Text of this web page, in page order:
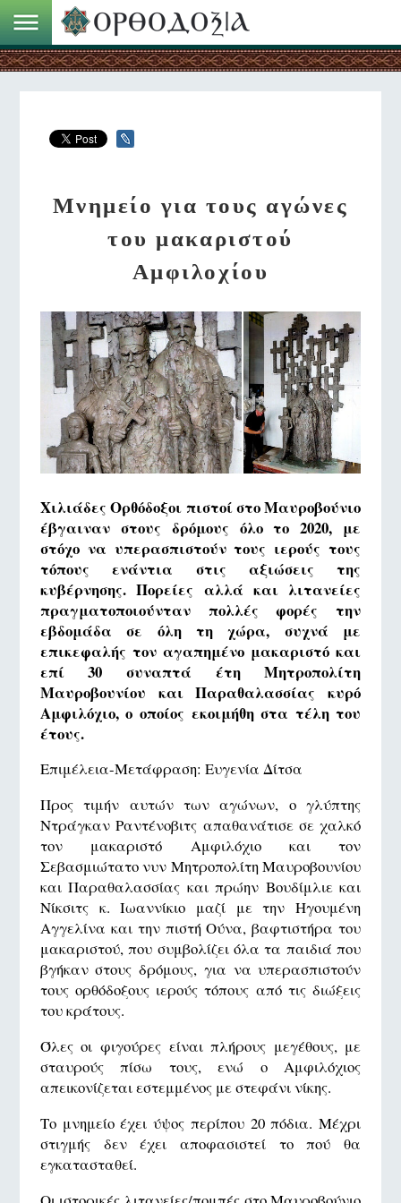
Μνημείο για τους αγώνες
του μακαριστού
Αμφιλοχίου
Χιλιάδες Ορθόδοξοι πιστοί στο Μαυροβούνιο
έβγαιναν στους δρόμους όλο το 2020, με
στόχο να υπερασπιστούν τους ιερούς τους
τόπους ενάντια στις αξιώσεις της
κυβέρνησης. Πορείες αλλά και λιτανείες
πραγματοποιούνταν πολλές φορές την
εβδομάδα σε όλη τη χώρα, συχνά με
επικεφαλής τον αγαπημένο μακαριστό και
επί 30 συναπτά έτη Μητροπολίτη
Μαυροβουνίου και Παραθαλασσίας κυρό
Αμφιλόχιο, ο οποίος εκοιμήθη στα τέλη του
έτους.
Επιμέλεια-Μετάφραση: Ευγενία Δίτσα
Προς τιμήν αυτών των αγώνων, ο γλύπτης
Ντράγκαν Ραντένοβιτς απαθανάτισε σε χαλκό
τον μακαριστό Αμφιλόχιο και τον
Σεβασμιώτατο νυν Μητροπολίτη Μαυροβουνίου
και Παραθαλασσίας και πρώην Βουδίμλιε και
Νίκσιτς κ. Ιωαννίκιο μαζί με την Ηγουμένη
Αγγελίνα και την πιστή Ούνα, βαφτιστήρα του
μακαριστού, που συμβολίζει όλα τα παιδιά που
βγήκαν στους δρόμους, για να υπερασπιστούν
τους ορθόδοξους ιερούς τόπους από τις διώξεις
του κράτους.
Όλες οι φιγούρες είναι πλήρους μεγέθους, με
σταυρούς πίσω τους, ενώ ο Αμφιλόχιος
απεικονίζεται εστεμμένος με στεφάνι νίκης.
Το μνημείο έχει ύψος περίπου 20 πόδια. Μέχρι
στιγμής δεν έχει αποφασιστεί το πού θα
εγκατασταθεί.